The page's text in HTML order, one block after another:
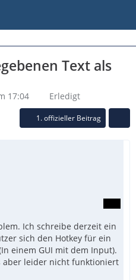
Text als
17:04 Erledigt
1. offizieller Beitrag
Ich schreibe derzeit ein
sich den Hotkey für ein
einem GUI mit dem Input).
aber leider nicht funktioniert